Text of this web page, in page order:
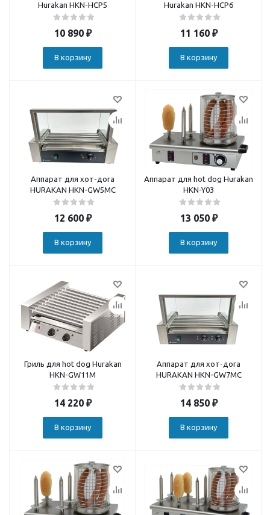
Hurakan HKN-HCP5
10 890₽
В корзину
Hurakan HKN-HCP6
11 160₽
В корзину
Аппарат для хот-дога
HURAKAN HKN-GW5MC
12 600₽
В корзину
Аппарат для hot dog Hurakan
HKN-Y03
13 050₽
В корзину
Гриль для hot dog Hurakan
HKN-GW11M
14 220₽
В корзину
Аппарат для хот-дога
HURAKAN HKN-GW7MC
14 850₽
В корзину